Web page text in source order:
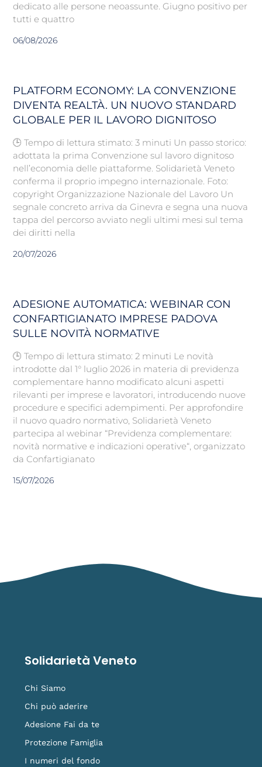
dedicato alle persone neoassunte. Giugno positivo per
tutti e quattro
06/08/2026
PLATFORM ECONOMY: LA CONVENZIONE
DIVENTA REALTÀ. UN NUOVO STANDARD
GLOBALE PER IL LAVORO DIGNITOSO
🕒 Tempo di lettura stimato: 3 minuti Un passo storico:
adottata la prima Convenzione sul lavoro dignitoso
nell’economia delle piattaforme. Solidarietà Veneto
conferma il proprio impegno internazionale. Foto:
copyright Organizzazione Nazionale del Lavoro Un
segnale concreto arriva da Ginevra e segna una nuova
tappa del percorso avviato negli ultimi mesi sul tema
dei diritti nella
20/07/2026
ADESIONE AUTOMATICA: WEBINAR CON
CONFARTIGIANATO IMPRESE PADOVA
SULLE NOVITÀ NORMATIVE
🕒 Tempo di lettura stimato: 2 minuti Le novità
introdotte dal 1° luglio 2026 in materia di previdenza
complementare hanno modificato alcuni aspetti
rilevanti per imprese e lavoratori, introducendo nuove
procedure e specifici adempimenti. Per approfondire
il nuovo quadro normativo, Solidarietà Veneto
partecipa al webinar “Previdenza complementare:
novità normative e indicazioni operative“, organizzato
da Confartigianato
15/07/2026
Solidarietà Veneto
Chi Siamo
Chi può aderire
Adesione Fai da te
Protezione Famiglia
I numeri del fondo